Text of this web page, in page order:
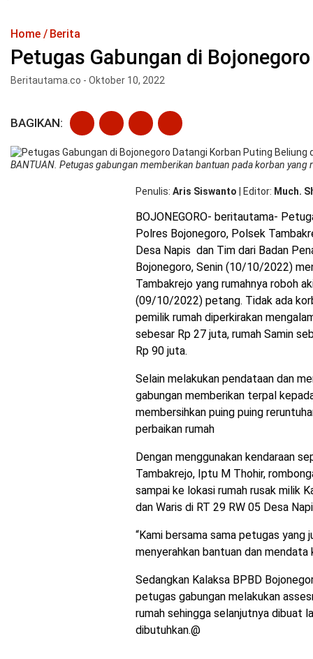
Home Berita
Petugas Gabungan di
Beritautama.co - Oktober 10, 2022
BAGIKAN:
BANTUAN. Petugas gabungan memberikan bantuan pada korban
Penulis Aris Siswanto Editor Much.
BOJONEGORO- beritautama-
Polres Bojonegoro, Polsek
Desa Napis dan Tim dari Badan
Bojonegoro, Senin (10/10/2022)
Tambakrejo yang rumahnya roboh
(09/10/2022) petang. Tidak ada
pemilik rumah diperkirakan
sebesar Rp 27 juta, rumah Samin
Rp 90 juta.
Selain melakukan pendataan dan
gabungan memberikan terpal
membersihkan puing puing
perbaikan rumah
Dengan menggunakan kendaraan
Tambakrejo, Iptu M Thohir,
sampai ke lokasi rumah rusak milik
dan Waris di RT 29 RW 05 Desa
“Kami bersama sama petugas yang
menyerahkan bantuan dan mendata
Sedangkan Kalaksa BPBD
petugas gabungan melakukan
rumah sehingga selanjutnya dibuat
dibutuhkan.@